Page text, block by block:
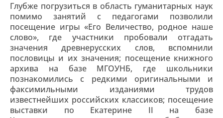
Глубже погрузиться в область гуманитарных наук
помимо занятий с педагогами позволили
посещение игры «Его Величество, родное наше
слово», где участники пробовали отгадать
значения древнерусских слов, вспомнили
пословицы и их значения; посещение книжного
архива на базе МГОУНБ, где школьники
познакомились с редкими оригинальными и
факсимильными изданиями трудов
известнейших российских классиков; посещение
выставки по Екатерине II на базе